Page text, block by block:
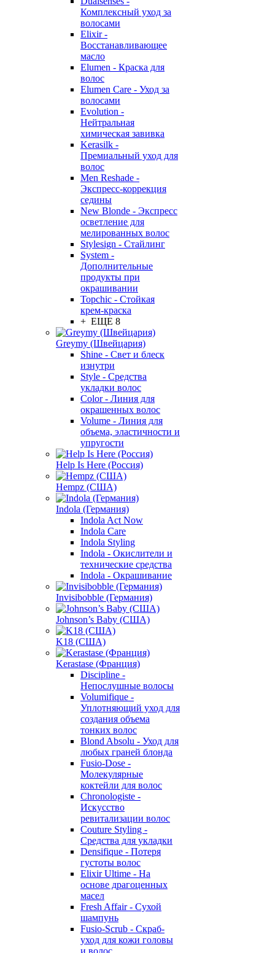
Комплексный уход за
волосами
Elixir -
Восстанавливающее
масло
Elumen - Краска для
волос
Elumen Care - Уход за
волосами
Evolution -
Нейтральная
химическая завивка
Kerasilk -
Премиальный уход для
волос
Men Reshade -
Экспресс-коррекция
седины
New Blonde - Экспресс
осветление для
мелированных волос
Stylesign - Стайлинг
System -
Дополнительные
продукты при
окрашивании
Topchic - Стойкая
крем-краска
+ ЕЩЕ 8
Greymy (Швейцария)
Shine - Свет и блеск
изнутри
Style - Средства
укладки волос
Color - Линия для
окрашенных волос
Volume - Линия для
объема, эластичности и
упругости
Help Is Here (Россия)
Hempz (США)
Indola (Германия)
Indola Act Now
Indola Care
Indola Styling
Indola - Окислители и
технические средства
Indola - Окрашивание
Invisibobble (Германия)
Johnson’s Baby (США)
K18 (США)
Kerastase (Франция)
Discipline -
Непослушные волосы
Volumifique -
Уплотняющий уход для
создания объема
тонких волос
Blond Absolu - Уход для
любых граней блонда
Fusio-Dose -
Молекулярные
коктейли для волос
Chronologiste -
Искусство
ревитализации волос
Couture Styling -
Средства для укладки
Densifique - Потеря
густоты волос
Elixir Ultime - На
основе драгоценных
масел
Fresh Affair - Сухой
шампунь
Fusio-Scrub - Скраб-
уход для кожи головы
и волос